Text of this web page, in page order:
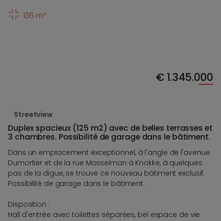
136 m²
€1.345.000
Streetview
Duplex spacieux (125 m2) avec de belles terrasses et
3 chambres. Possibilité de garage dans le bâtiment.
Dans un emplacement exceptionnel, à l'angle de l'avenue
Dumortier et de la rue Mosselman à Knokke, à quelques
pas de la digue, se trouve ce nouveau bâtiment exclusif.
Possibilité de garage dans le bâtiment.
Disposition :
Hall d'entrée avec toilettes séparées, bel espace de vie